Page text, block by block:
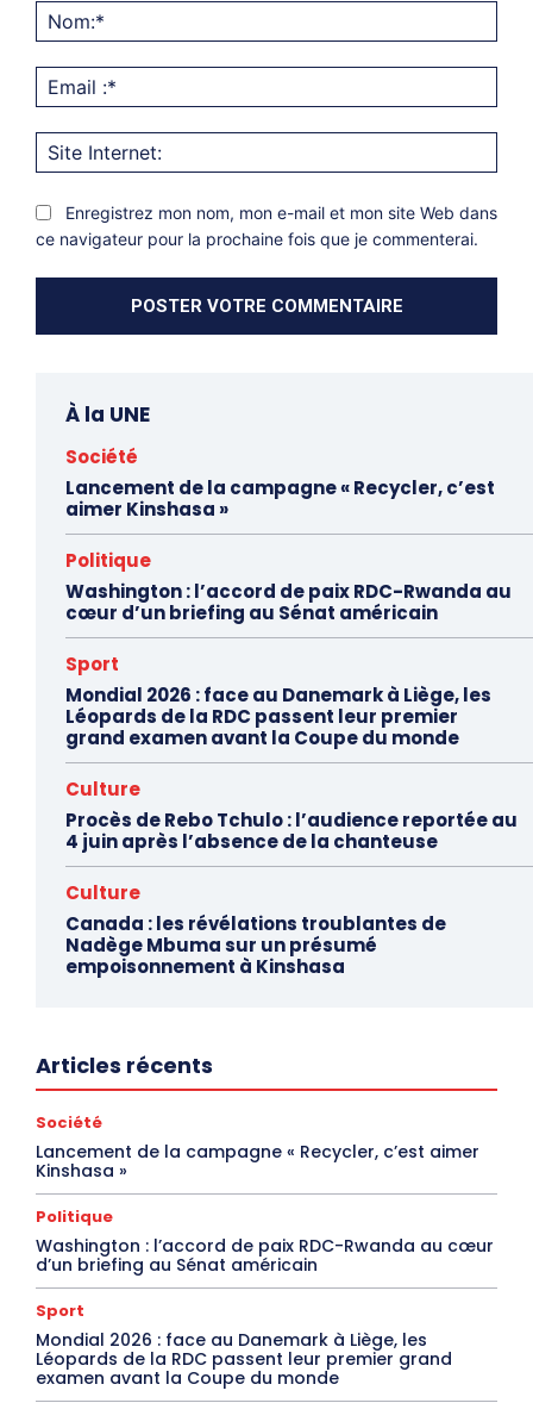
:*
Enregistrez mon nom, mon e-mail et mon site Web dans
ce navigateur pour la prochaine fois que je commenterai.
À la UNE
Société
Lancement de la campagne « Recycler, c’est
aimer Kinshasa »
Politique
Washington : l’accord de paix RDC-Rwanda au
cœur d’un briefing au Sénat américain
Sport
Mondial 2026 : face au Danemark à Liège, les
Léopards de la RDC passent leur premier
grand examen avant la Coupe du monde
Culture
Procès de Rebo Tchulo : l’audience reportée au
4 juin après l’absence de la chanteuse
Culture
Canada : les révélations troublantes de
Nadège Mbuma sur un présumé
empoisonnement à Kinshasa
Articles récents
Société
Lancement de la campagne « Recycler, c’est aimer
Kinshasa »
Politique
Washington : l’accord de paix RDC-Rwanda au cœur
d’un briefing au Sénat américain
Sport
Mondial 2026 : face au Danemark à Liège, les
Léopards de la RDC passent leur premier grand
examen avant la Coupe du monde